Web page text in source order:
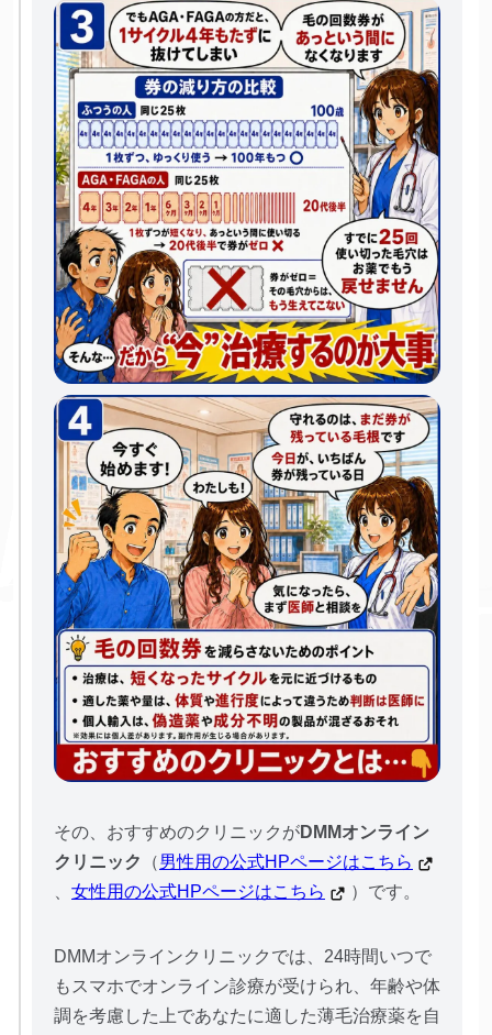
その、おすすめのクリニックがDMMオンライン
クリニック
（男性用の公式HPページはこちら
、 女性用の公式HPページはこちら ）です。
DMMオンラインクリニックでは、24時間いつで
もスマホでオンライン診療が受けられ、年齢や体
調を考慮した上であなたに適した薄毛治療薬を自